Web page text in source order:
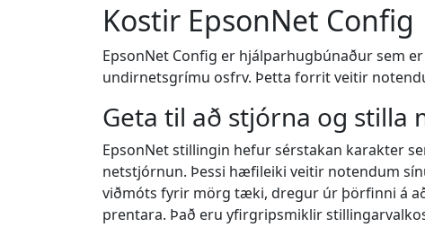
Kostir EpsonNet Config
EpsonNet Config er hjálparhugbúnaður sem
undirnetsgrímu osfrv. Þetta forrit veitir
Geta til að stjórna og stilla
EpsonNet stillingin hefur sérstakan karakter
netstjórnun. Þessi hæfileiki veitir notendum
viðmóts fyrir mörg tæki, dregur úr þörfinni á
prentara. Það eru yfirgripsmiklir